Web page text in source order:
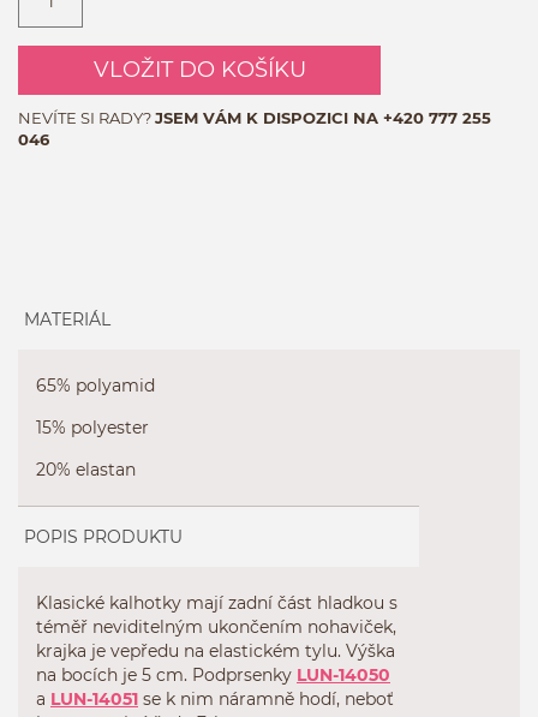
VLOŽIT DO KOŠÍKU
NEVÍTE SI RADY?JSEM VÁM K DISPOZICI NA +420 777 255
046
MATERIÁL
65% polyamid
15% polyester
20% elastan
POPIS PRODUKTU
Klasické kalhotky mají zadní část hladkou s
téměř neviditelným ukončením nohaviček,
krajka je vepředu na elastickém tylu. Výška
na bocích je 5 cm. Podprsenky LUN-14050
a LUN-14051 se k nim náramně hodí, neboť